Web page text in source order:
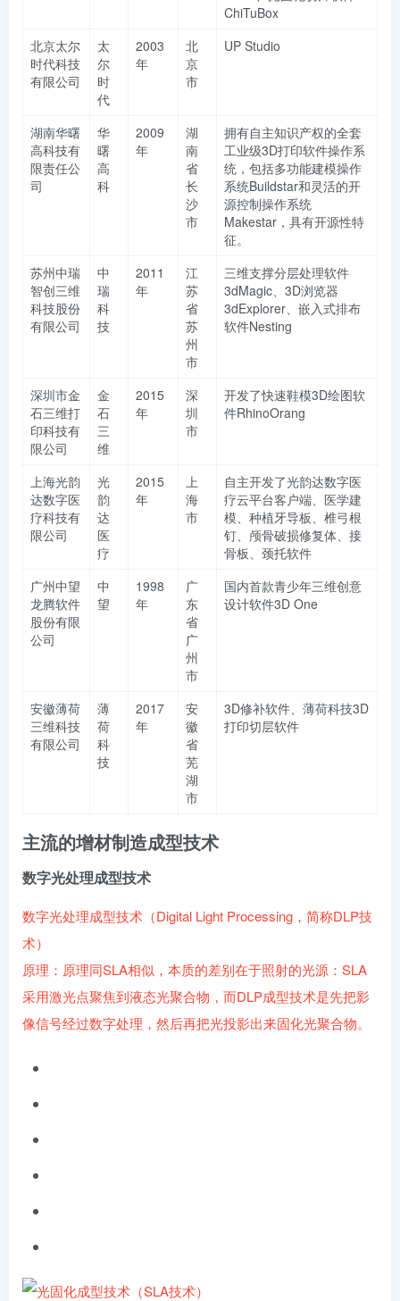
ChiTuBox
北京太尔
时代科技
有限公司
太
尔
时
代
2003
年
北
京
市
UP Studio
湖南华曙
高科技有
限责任公
司
华
曙
高
科
2009
年
湖
南
省
长
沙
市
拥有自主知识产权的全套
工业级3D打印软件操作系
统，包括多功能建模操作
系统Buildstar和灵活的开
源控制操作系统
Makestar，具有开源性特
征。
苏州中瑞
智创三维
科技股份
有限公司
中
瑞
科
技
2011
年
江
苏
省
苏
州
市
三维支撑分层处理软件
3dMagic、3D浏览器
3dExplorer、嵌入式排布
软件Nesting
深圳市金
石三维打
印科技有
限公司
金
石
三
维
2015
年
深
圳
市
开发了快速鞋模3D绘图软
件RhinoOrang
上海光韵
达数字医
疗科技有
限公司
光
韵
达
医
疗
2015
年
上
海
市
自主开发了光韵达数字医
疗云平台客户端、医学建
模、种植牙导板、椎弓根
钉、颅骨破损修复体、接
骨板、颈托软件
广州中望
龙腾软件
股份有限
公司
中
望
1998
年
广
东
省
广
州
市
国内首款青少年三维创意
设计软件3D One
安徽薄荷
三维科技
有限公司
薄
荷
科
技
2017
年
安
徽
省
芜
湖
市
3D修补软件、薄荷科技3D
打印切层软件
主流的增材制造成型技术
数字光处理成型技术
数字光处理成型技术（Digital Light Processing，简称DLP技
术）
原理：原理同SLA相似，本质的差别在于照射的光源：SLA
采用激光点聚焦到液态光聚合物，而DLP成型技术是先把影
像信号经过数字处理，然后再把光投影出来固化光聚合物。